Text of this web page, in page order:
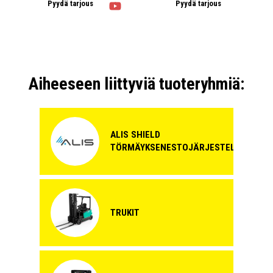
Pyydä tarjous Pyydä tarjous
Aiheeseen liittyviä tuoteryhmiä:
ALIS SHIELD
TÖRMÄYKSENESTOJÄRJESTELMÄ
TRUKIT